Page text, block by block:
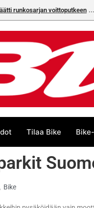
runkosarjan voittoputkeen
Tilaa Bike
Bike